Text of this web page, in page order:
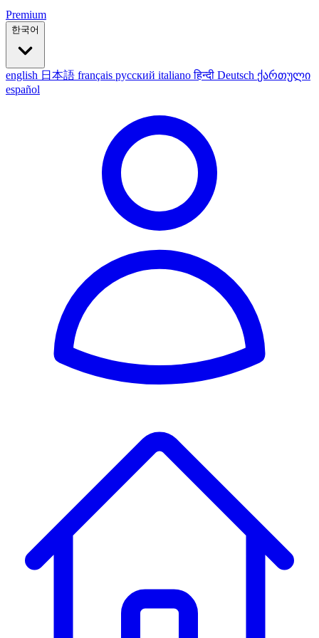
Premium
한국어
english 日本語 français русский italianoहिन्दी Deutsch ქართული
español